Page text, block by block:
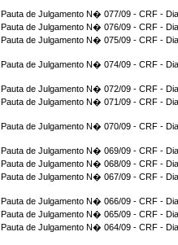
Pauta de Julgamento N� 077/09 - CRF -
Pauta de Julgamento N� 076/09 - CRF -
Pauta de Julgamento N� 075/09 - CRF -
Pauta de Julgamento N� 074/09 - CRF -
Pauta de Julgamento N� 072/09 - CRF -
Pauta de Julgamento N� 071/09 - CRF -
Pauta de Julgamento N� 070/09 - CRF -
Pauta de Julgamento N� 069/09 - CRF -
Pauta de Julgamento N� 068/09 - CRF -
Pauta de Julgamento N� 067/09 - CRF -
Pauta de Julgamento N� 066/09 - CRF -
Pauta de Julgamento N� 065/09 - CRF -
Pauta de Julgamento N� 064/09 - CRF -